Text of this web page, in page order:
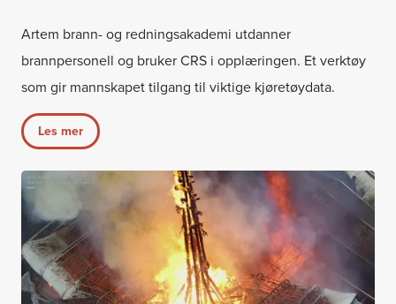
Artem brann- og redningsakademi utdanner
brannpersonell og bruker CRS i opplæringen. Et verktøy
som gir mannskapet tilgang til viktige kjøretøydata.
Les mer